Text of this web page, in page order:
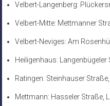
Velbert-Langenberg:
Velbert-Mitte: Mettmanner
Velbert-Neviges: Am
Heiligenhaus: Langenbügeler
Ratingen: Steinhauser
Mettmann: Hasseler Straße,